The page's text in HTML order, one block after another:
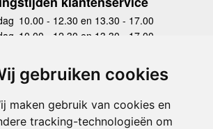
gebruiken cookies
maken gebruik van cookies en
tracking-technologieën om
10.00 - 12.30 en 13.30 - 17.00
10.00 - 12.30 en 13.30 - 17.00
10.00 - 12.30 en 13.30 - 17.00
10.00 - 12.30 en 13.30 - 17.00
Zaterdag
gesloten
Zondag gesloten